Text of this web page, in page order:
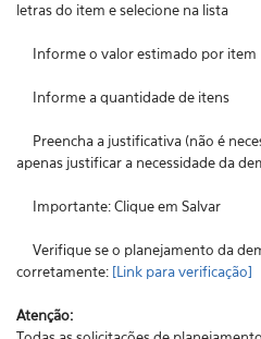
letras do item e selecione na lista
Informe o valor estimado por item
Informe a quantidade de itens
Preencha a justificativa (não é
apenas justificar a necessidade da
Importante: Clique em Salvar
Verifique se o planejamento da
corretamente: [Link para verificação]
Atenção: